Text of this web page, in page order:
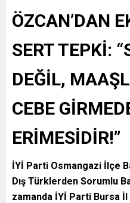
ÖZCAN’DAN
SERT TEPKİ:
DEĞİL,
CEBE
ERİMESİDİR!”
İYİ Parti Osmangazi İlçe
Dış Türklerden Sorumlu
zamanda İYİ Parti Bursa İl